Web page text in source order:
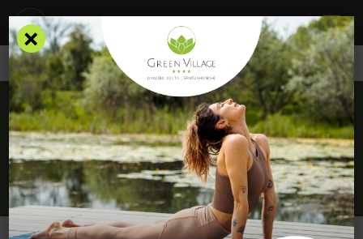
/ Atractii Sfantu Gheorghe
ATRACTII SFANTU GHEORGHE
×